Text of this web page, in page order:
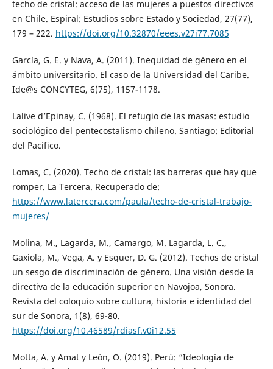
techo de cristal: acceso de las mujeres a puestos directivos
en Chile. Espiral: Estudios sobre Estado y Sociedad, 27(77),
179 – 222. https://doi.org/10.32870/eees.v27i77.7085
García, G. E. y Nava, A. (2011). Inequidad de género en el
ámbito universitario. El caso de la Universidad del Caribe.
Ide@s CONCYTEG, 6(75), 1157-1178.
Lalive d’Epinay, C. (1968). El refugio de las masas: estudio
sociológico del pentecostalismo chileno. Santiago: Editorial
del Pacífico.
Lomas, C. (2020). Techo de cristal: las barreras que hay que
romper. La Tercera. Recuperado de:
https://www.latercera.com/paula/techo-de-cristal-trabajo-
mujeres/
Molina, M., Lagarda, M., Camargo, M. Lagarda, L. C.,
Gaxiola, M., Vega, A. y Esquer, D. G. (2012). Techos de cristal
un sesgo de discriminación de género. Una visión desde la
directiva de la educación superior en Navojoa, Sonora.
Revista del coloquio sobre cultura, historia e identidad del
sur de Sonora, 1(8), 69-80.
https://doi.org/10.46589/rdiasf.v0i12.55
Motta, A. y Amat y León, O. (2019). Perú: “Ideología de